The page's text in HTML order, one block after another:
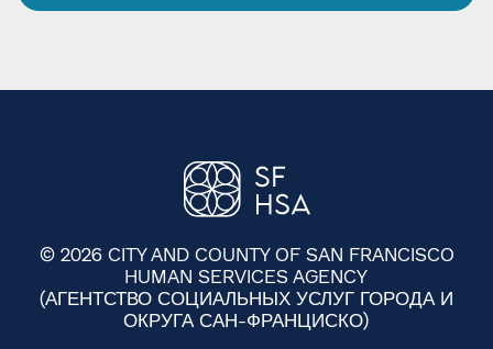
© 2026 CITY AND COUNTY OF SAN FRANCISCO
HUMAN SERVICES AGENCY
(АГЕНТСТВО СОЦИАЛЬНЫХ УСЛУГ ГОРОДА И
ОКРУГА САН-ФРАНЦИСКО)​​